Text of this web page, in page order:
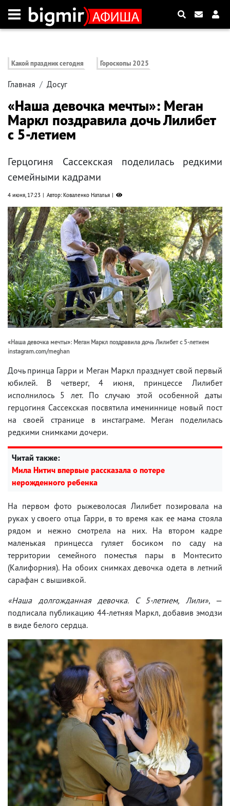
Какой праздник сегодня Гороскопы 2025
Главная Досуг
«Наша девочка мечты»: Меган
Маркл поздравила дочь Лилибет
с 5-летием
Герцогиня Сассекская поделилась редкими
семейными кадрами
4 июня, 17:23 Автор: Коваленко Наталья
«Наша девочка мечты»: Меган Маркл поздравила дочь Лилибет с 5-летием
instagram.com/meghan
Дочь принца Гарри и Меган Маркл празднует свой первый
юбилей. В четверг, 4 июня, принцессе Лилибет
исполнилось 5 лет. По случаю этой особенной даты
герцогиня Сассекская посвятила имениннице новый пост
на своей странице в инстаграме. Меган поделилась
редкими снимками дочери.
Читай также:
Мила Нитич впервые рассказала о потере
нерожденного ребенка
На первом фото рыжеволосая Лилибет позировала на
руках у своего отца Гарри, в то время как ее мама стояла
рядом и нежно смотрела на них. На втором кадре
маленькая принцесса гуляет босиком по саду на
территории семейного поместья пары в Монтесито
(Калифорния). На обоих снимках девочка одета в летний
сарафан с вышивкой.
«Наша долгожданная девочка. С 5-летием, Лили», —
подписала публикацию 44-летняя Маркл, добавив эмодзи
в виде белого сердца.